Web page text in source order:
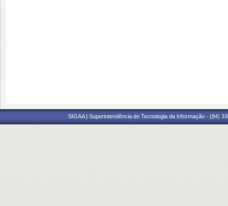
SIGAA | Superintendência de Tecnologia da Informação - (84)